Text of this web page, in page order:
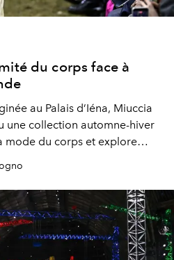
du corps face à
au Palais d’Iéna, Miuccia
une collection automne-hiver
mode du corps et explore